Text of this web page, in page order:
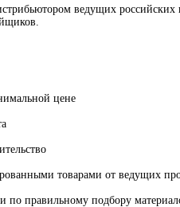
ведущих
цене
товарами от ведущих
по правильному подбору